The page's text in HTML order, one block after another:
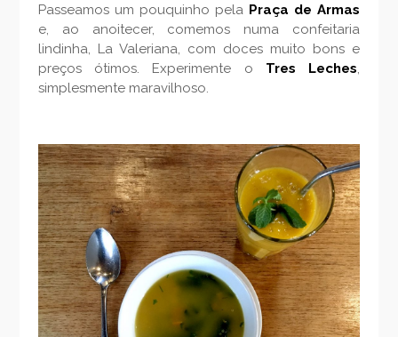
Passeamos um pouquinho pela Praça de Armas
e, ao anoitecer, comemos numa confeitaria
lindinha, La Valeriana, com doces muito bons e
preços ótimos. Experimente o Tres Leches,
simplesmente maravilhoso.